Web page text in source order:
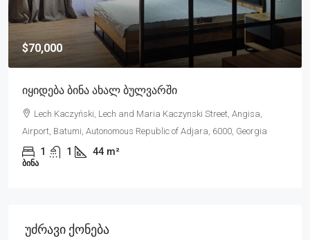
$320,000
Იყიდება Ბინა Პორტა Თაუერში
Shota Rustaveli Street, Rustaveli, Batumi, Autonomous Republic
of Adjara, 6010, Georgia
2 1 80 m²
ᲑᲘᲜᲐ
Უძრავი Ქონება